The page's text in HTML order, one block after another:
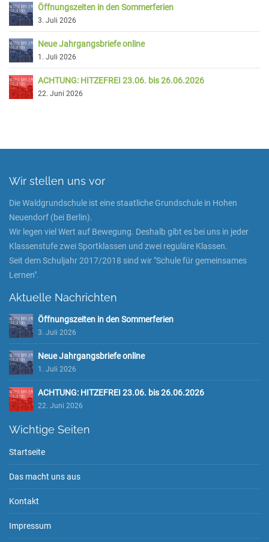
Öffnungszeiten in den Sommerferien
3. Juli 2026
Neue Jahrgangsbriefe online
1. Juli 2026
ACHTUNG: HITZEFREI 23.06. bis 26.06.2026
22. Juni 2026
Wir stellen uns vor
Die Waldgrundschule ist eine staatliche Grundschule in Hohen
Neuendorf (bei Berlin).
Wir legen viel Wert auf Bewegung. Deshalb gibt es bei uns in jeder
Klassenstufe zwei Sportklassen und zwei reguläre Klassen.
Seit dem Schuljahr 2017/2018 sind wir "Schule für gemeinsames
Lernen".
Aktuelle Nachrichten
Öffnungszeiten in den Sommerferien
3. Juli 2026
Neue Jahrgangsbriefe online
1. Juli 2026
ACHTUNG: HITZEFREI 23.06. bis 26.06.2026
22. Juni 2026
Wichtige Seiten
Startseite
Das macht uns aus
Kontakt
Impressum